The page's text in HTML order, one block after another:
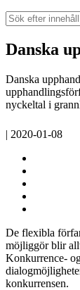
Sök
Danska
Danska
nyckeltal i
| 2020-01-08
De flexibla
möjliggör blir
Konkurrence-
konkurrensen.